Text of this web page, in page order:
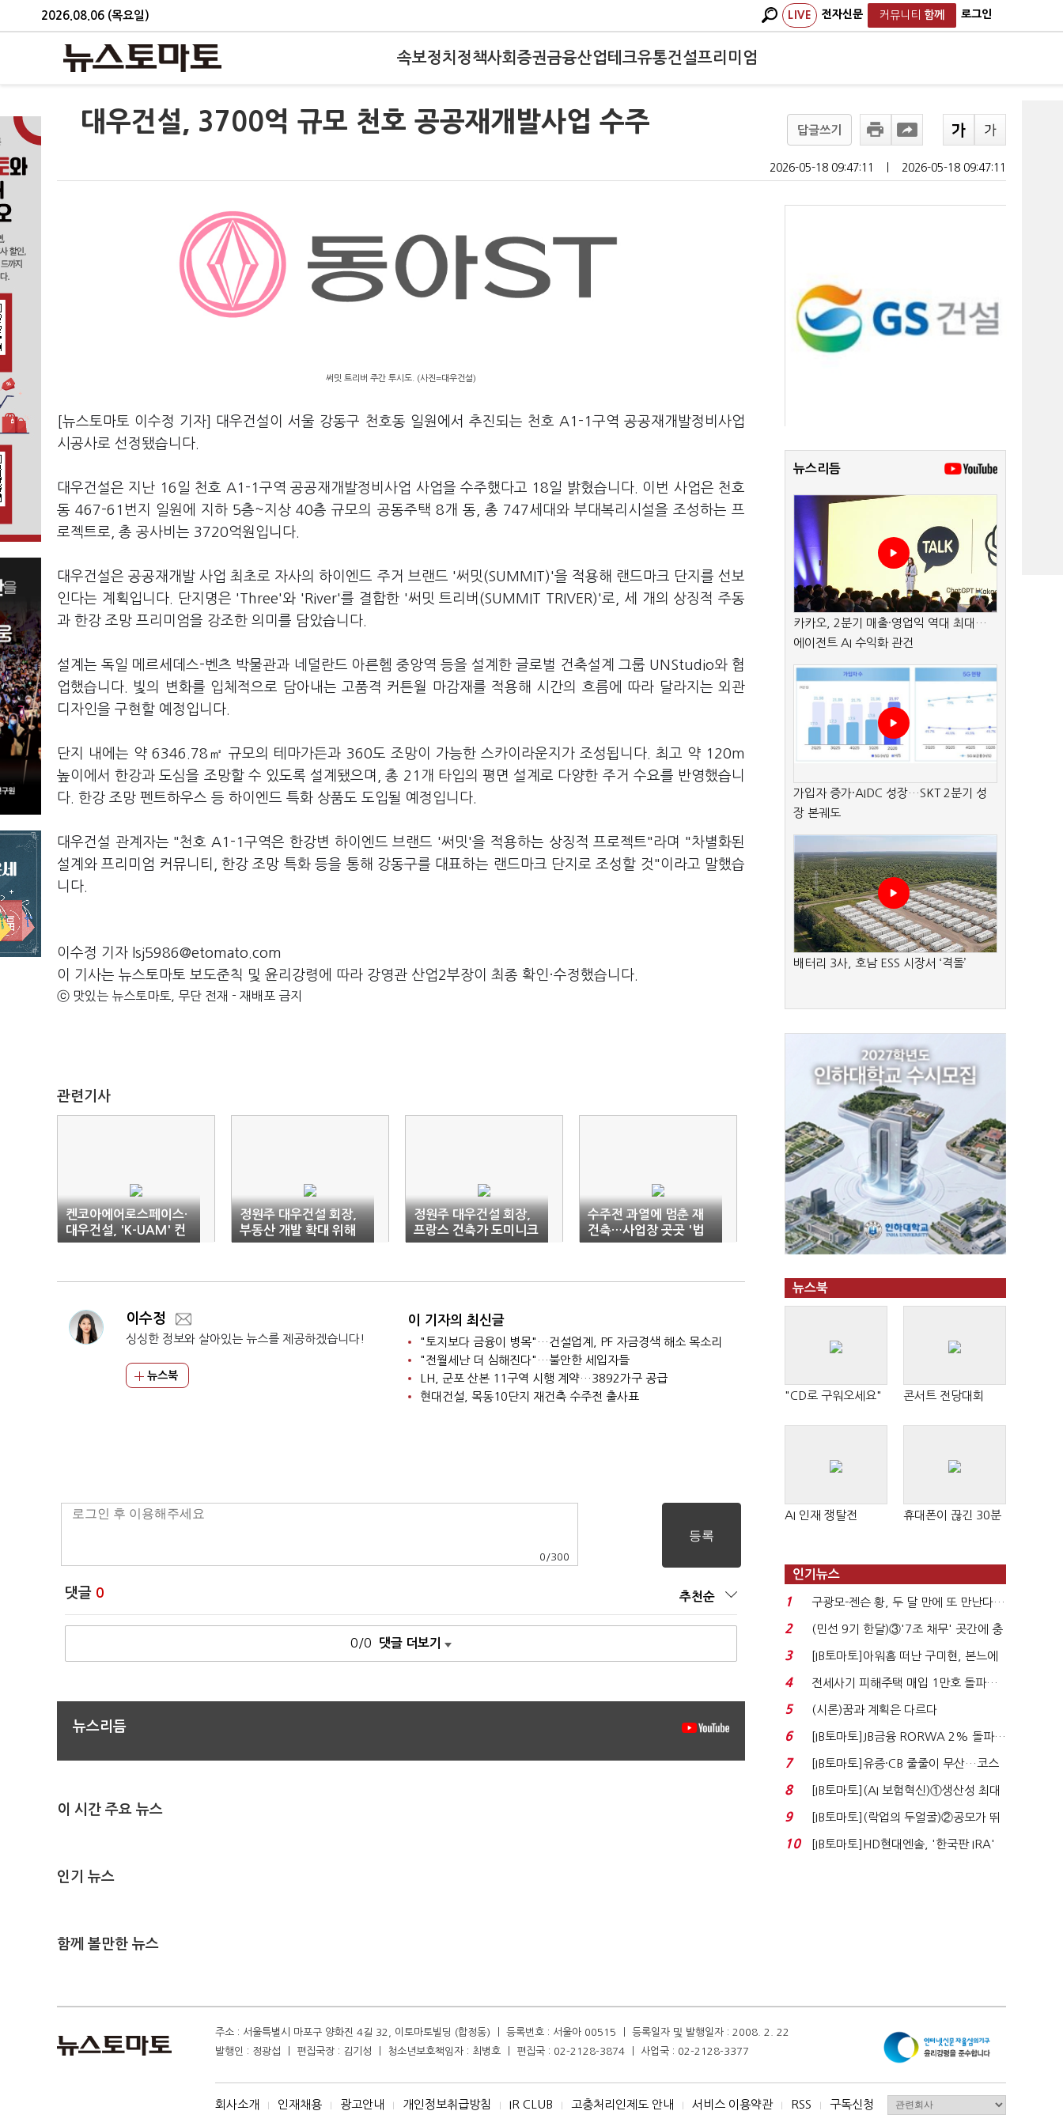
2026.08.06 (목요일) LIVE 전자신문 커뮤니티 함께 로그인
속보정치 정책사회 증권금융산업테크유통건설프리미엄
대우건설, 3700억 규모 천호 공공재개발사업 수주 답글쓰기
2026-05-18 09:47:11 2026-05-18 09:47:11
써밋 트리버 주간 투시도. (사진=대우건설)
[뉴스토마토 이수정 기자] 대우건설이 서울 강동구 천호동 일원에서 추진되는 천호 A1-1구역 공공재개발정비사업
시공사로 선정됐습니다.
대우건설은 지난 16일 천호 A1-1구역 공공재개발정비사업 사업을 수주했다고 18일 밝혔습니다. 이번 사업은 천호
동 467-61번지 일원에 지하 5층~지상 40층 규모의 공동주택 8개 동, 총 747세대와 부대복리시설을 조성하는 프
로젝트로, 총 공사비는 3720억원입니다.
대우건설은 공공재개발 사업 최초로 자사의 하이엔드 주거 브랜드 '써밋(SUMMIT)'을 적용해 랜드마크 단지를 선보
인다는 계획입니다. 단지명은 'Three'와 'River'를 결합한 '써밋 트리버(SUMMIT TRIVER)'로, 세 개의 상징적 주동
과 한강 조망 프리미엄을 강조한 의미를 담았습니다.
설계는 독일 메르세데스-벤츠 박물관과 네덜란드 아른헴 중앙역 등을 설계한 글로벌 건축설계 그룹 UNStudio와 협
업했습니다. 빛의 변화를 입체적으로 담아내는 고품격 커튼월 마감재를 적용해 시간의 흐름에 따라 달라지는 외관
디자인을 구현할 예정입니다.
단지 내에는 약 6346.78㎡ 규모의 테마가든과 360도 조망이 가능한 스카이라운지가 조성됩니다. 최고 약 120m
높이에서 한강과 도심을 조망할 수 있도록 설계됐으며, 총 21개 타입의 평면 설계로 다양한 주거 수요를 반영했습니
다. 한강 조망 펜트하우스 등 하이엔드 특화 상품도 도입될 예정입니다.
대우건설 관계자는 "천호 A1-1구역은 한강변 하이엔드 브랜드 '써밋'을 적용하는 상징적 프로젝트"라며 "차별화된
설계와 프리미엄 커뮤니티, 한강 조망 특화 등을 통해 강동구를 대표하는 랜드마크 단지로 조성할 것"이라고 말했습
니다.
이수정 기자 lsj5986@etomato.com
이 기사는 뉴스토마토 보도준칙 및 윤리강령에 따라 강영관 산업2부장이 최종 확인·수정했습니다.
ⓒ 맛있는 뉴스토마토, 무단 전재 - 재배포 금지
관련기사
켄코아에어로스페이스·
대우건설, 'K-UAM' 컨
소시엄 출범
정원주 대우건설 회장,
부동산 개발 확대 위해
미국 방문
정원주 대우건설 회장,
프랑스 건축가 도미니크
페로와 협력 논의
수주전 과열에 멈춘 재
건축…사업장 곳곳 '법
정 공방'
이수정
싱싱한 정보와 살아있는 뉴스를 제공하겠습니다!
뉴스북
이 기자의 최신글
"토지보다 금융이 병목"…건설업계, PF 자금경색 해소 목소리
"전월세난 더 심해진다"…불안한 세입자들
LH, 군포 산본 11구역 시행 계약…3892가구 공급
현대건설, 목동10단지 재건축 수주전 출사표
0 /300
댓글 0 추천순
0/0 댓글 더보기
뉴스리듬
이 시간 주요 뉴스
인기 뉴스
함께 볼만한 뉴스
뉴스리듬
카카오, 2분기 매출·영업익 역대 최대…
에이전트 AI 수익화 관건
가입자 증가·AIDC 성장…SKT 2분기 성
장 본궤도
배터리 3사, 호남 ESS 시장서 ‘격돌’
뉴스북
"CD로 구워오세요" 콘서트 전당대회
AI 인재 쟁탈전 휴대폰이 끊긴 30분
인기뉴스
1
구광모-젠슨 황, 두 달 만에 또 만난다…
로봇·AI 등 논...
2
(민선 9기 한달)③'7조 채무' 곳간에 충
격…추미애, 20년...
3
[IB토마토]아워홈 떠난 구미현, 본느에
340억 베팅…가...
4
전세사기 피해주택 매입 1만호 돌파…
누적 피해자 4만2...
5 (시론)꿈과 계획은 다르다
6
[IB토마토]JB금융 RORWA 2% 돌파…
실적 견인은 은행 ...
7
[IB토마토]유증·CB 줄줄이 무산…코스
닥 벌점 급증에 ...
8
[IB토마토](AI 보험혁신)①생산성 최대
80% 개선…현실...
9
[IB토마토](락업의 두얼굴)②공모가 뛰
자 첫날 매도…FI ...
10
[IB토마토]HD현대엔솔, '한국판 IRA'
주소 : 서울특별시 마포구 양화진 4길 32, 이토마토빌딩 (합정동) ㅣ 등록번호 : 서울아 00515 ㅣ 등록일자 및 발행일자 : 2008. 2. 22
발행인 : 정광섭 ㅣ 편집국장 : 김기성 ㅣ 청소년보호책임자 : 최병호 ㅣ 편집국 : 02-2128-3874 ㅣ 사업국 : 02-2128-3377
회사소개 I 인재채용 I 광고안내 I 개인정보취급방침 I IR CLUB I 고충처리인제도 안내 I 서비스 이용약관 I RSS I 구독신청